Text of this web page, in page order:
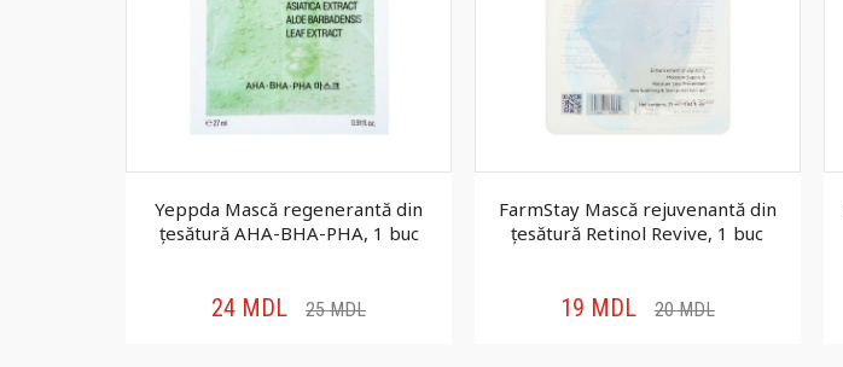
Yeppda Mască regenerantă din
țesătură AHA-BHA-PHA, 1 buc
24 MDL 25MDL
FarmStay Mască rejuvenantă din
țesătură Retinol Revive, 1 buc
19 MDL 20MDL